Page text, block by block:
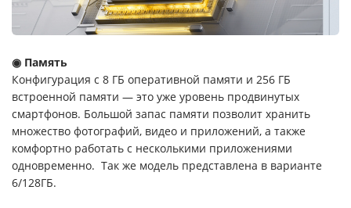
◉ Память
Конфигурация с 8 ГБ оперативной памяти и 256 ГБ
встроенной памяти — это уже уровень продвинутых
смартфонов. Большой запас памяти позволит хранить
множество фотографий, видео и приложений, а также
комфортно работать с несколькими приложениями
одновременно. Так же модель представлена в варианте
6/128ГБ.